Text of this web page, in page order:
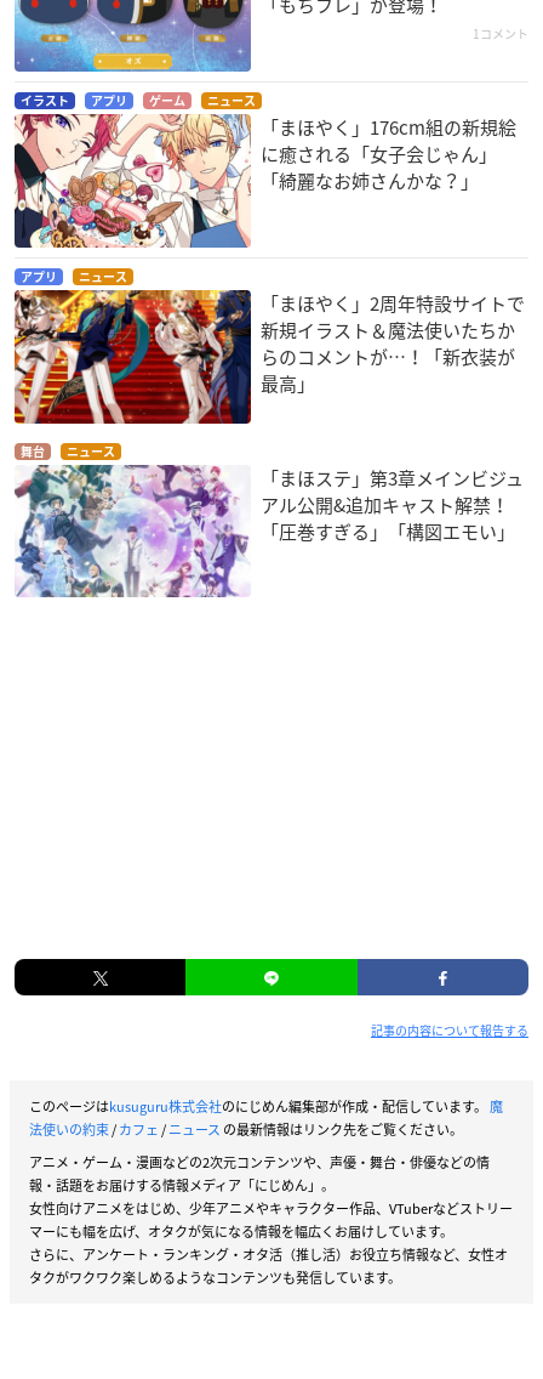
1コメント
イラスト アプリ ゲーム ニュース
「まほやく」176cm組の新規絵
に癒される「女子会じゃん」
「綺麗なお姉さんかな？」
アプリ ニュース
「まほやく」2周年特設サイトで
新規イラスト＆魔法使いたちか
らのコメントが…！「新衣装が
最高」
舞台 ニュース
「まほステ」第3章メインビジュ
アル公開&追加キャスト解禁！
「圧巻すぎる」「構図エモい」
記事の内容について報告する
このページはkusuguru株式会社のにじめん編集部が作成・配信しています。 魔
法使いの約束/カフェ/ニュース の最新情報はリンク先をご覧ください。
アニメ・ゲーム・漫画などの2次元コンテンツや、声優・舞台・俳優などの情
報・話題をお届けする情報メディア「にじめん」。
女性向けアニメをはじめ、少年アニメやキャラクター作品、VTuberなどストリー
マーにも幅を広げ、オタクが気になる情報を幅広くお届けしています。
さらに、アンケート・ランキング・オタ活（推し活）お役立ち情報など、女性オ
タクがワクワク楽しめるようなコンテンツも発信しています。